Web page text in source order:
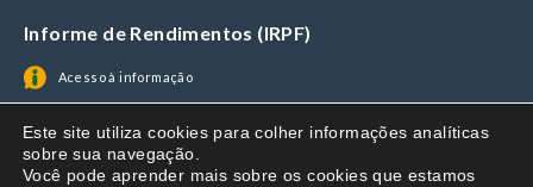
Informe de Rendimentos (IRPF)
Acesso à informação
Este site utiliza cookies para colher informações analíticas
sobre sua navegação.
Você pode aprender mais sobre os cookies que estamos